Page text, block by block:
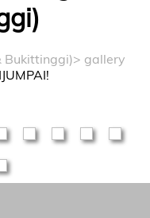
Bukittinggi)> gallery